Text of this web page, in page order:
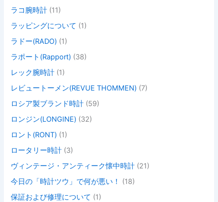
ラコ腕時計 (11)
ラッピングについて (1)
ラドー(RADO) (1)
ラポート(Rapport) (38)
レック腕時計 (1)
レビュートーメン(REVUE THOMMEN) (7)
ロシア製ブランド時計 (59)
ロンジン(LONGINE) (32)
ロント(RONT) (1)
ロータリー時計 (3)
ヴィンテージ・アンティーク懐中時計 (21)
今日の「時計ツウ」で何が悪い！
(18)
保証および修理について (1)